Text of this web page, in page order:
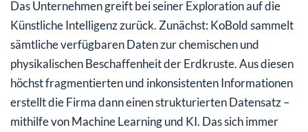
Das Unternehmen greift bei seiner Exploration auf die
Künstliche Intelligenz zurück. Zunächst: KoBold sammelt
sämtliche verfügbaren Daten zur chemischen und
physikalischen Beschaffenheit der Erdkruste. Aus diesen
höchst fragmentierten und inkonsistenten Informationen
erstellt die Firma dann einen strukturierten Datensatz –
mithilfe von Machine Learning und KI. Das sich immer